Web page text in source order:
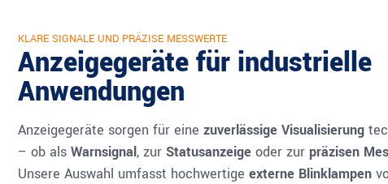
KLARE SIGNALE UND PRÄZISE MESSWERTE
Anzeigegeräte für industrielle
Anwendungen
Anzeigegeräte sorgen für eine zuverlässige Visualisierung
– ob als Warnsignal, zur Statusanzeige oder zur präzisen
Unsere Auswahl umfasst hochwertige externe Blinklampen